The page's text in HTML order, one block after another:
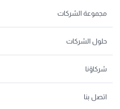
مجموعة الشركات
حلول الشركات
شركاؤنا
اتصل بنا